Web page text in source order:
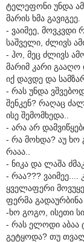
ტელეფონი უნდა
მარის ხმა გავიგეე.
- ვაიმეე,
საშველი, ძლივს
- ჰო, მეც ძლივს
მარიმ კარი გააღო
იქ დავდე და
- რას უნდა
შენკენ? რაღაც
ისე შემომხედა..
- არა არ
- რა მოხდა? აუ ხო
რააა..
- ნიკა და ლაშა
- რაა??? ვაიმეე....
ყველაფერი
ფერმა გადაურბინა
-ხო გოგო, ისეთი
- რას ელოდი აბაა
გეტყოდა? თუ